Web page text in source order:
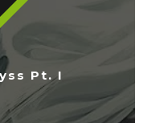
Pt. I